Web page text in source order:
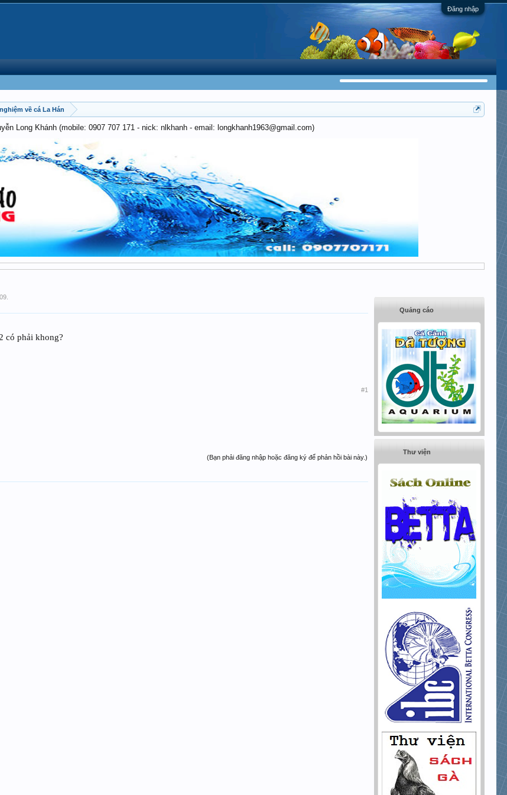
Đăng nhập
về cá La Hán
Long Khánh (mobile: 0907 707 171 - nick: nlkhanh - email: longkhanh1963@gmail.com)
có phải khong?
#1
(Bạn phải đăng nhập hoặc đăng ký để phản hồi bài này.)
Quảng cáo
Thư viện